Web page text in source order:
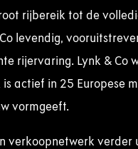
rijbereik tot de
levendig,
rijervaring. Lynk & Co
actief in 25 Europese
vormgeeft.
verkoopnetwerk verder